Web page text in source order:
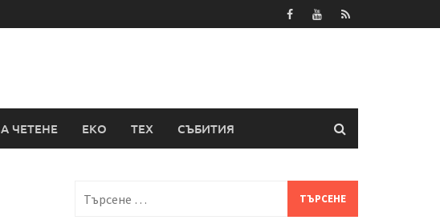
ЧЕТЕНЕ ЕКО ТЕХ СЪБИТИЯ
за: